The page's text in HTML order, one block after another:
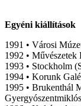
Egyéni kiállítások
1991 • Városi
1992 •
1993 • Stockholm
1994 • Korunk
1995 • Brukenthál